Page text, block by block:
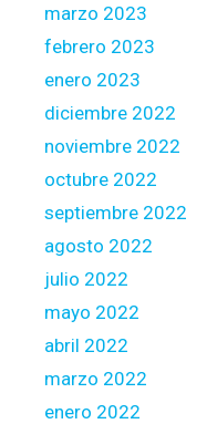
marzo 2023
febrero 2023
enero 2023
diciembre 2022
noviembre 2022
octubre 2022
septiembre 2022
agosto 2022
julio 2022
mayo 2022
abril 2022
marzo 2022
enero 2022